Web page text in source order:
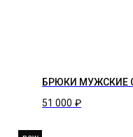
БРЮКИ МУЖСКИЕ
51 000 ₽